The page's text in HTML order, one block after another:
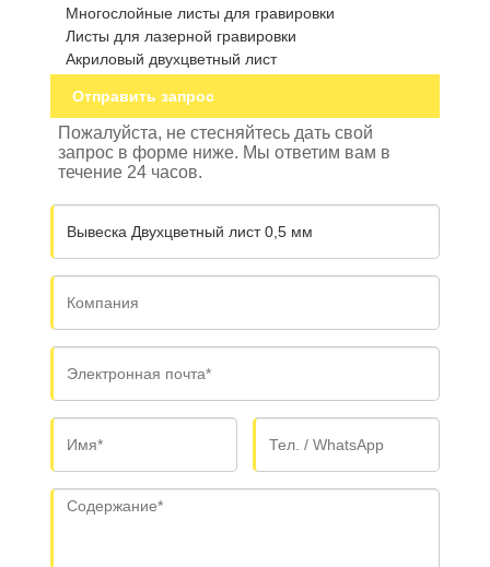
Многослойные листы для гравировки
Листы для лазерной гравировки
Акриловый двухцветный лист
Отправить запрос
Пожалуйста, не стесняйтесь дать свой
запрос в форме ниже. Мы ответим вам в
течение 24 часов.